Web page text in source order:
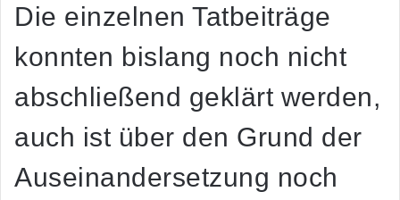
Die einzelnen Tatbeiträge
konnten bislang noch nicht
abschließend geklärt werden,
auch ist über den Grund der
Auseinandersetzung noch